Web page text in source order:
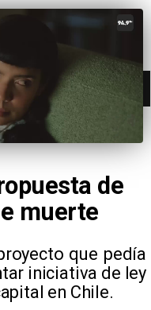
CULTURA
de
muerte
que pedía
iniciativa de ley
en Chile.